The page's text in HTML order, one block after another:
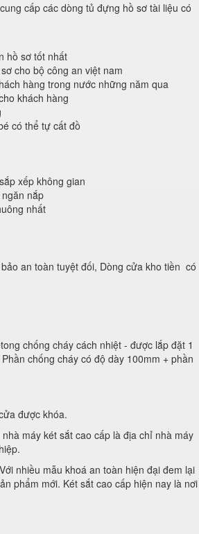
cấp các dòng tủ đựng hồ sơ tài liệu có
hồ sơ tốt nhất
cho bộ công an việt nam
hàng trong nước những năm qua
khách hàng
có thể tự cất đồ
xếp không gian
nắp
nhất
an toàn tuyệt đối, Dòng cửa kho tiền có
chống cháy cách nhiệt - được lắp đặt 1
chống cháy có độ dày 100mm + phần
được khóa.
máy két sắt cao cấp là địa chỉ nhà máy
nhiều mẫu khoá an toàn hiện đại đem lại
phẩm mới. Két sắt cao cấp hiện nay là nơi